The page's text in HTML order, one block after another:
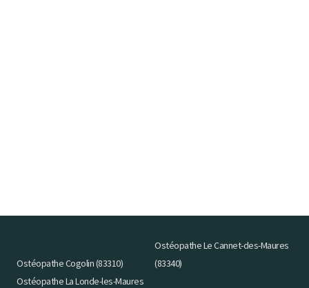
Ostéopathe Cogolin (83310)
Ostéopathe Le Cannet-des-Maures
(83340)
Ostéopathe La Londe-les-Maures